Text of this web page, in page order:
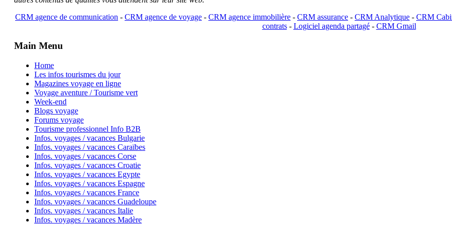
CRM agence de communication - CRM agence de voyage - CRM agence immobilière - CRM assurance - CRM Analytique - CRM
contrats- Logiciel agenda partagé- CRM Gmail
Main Menu
Home
Les infos tourismes du jour
Magazines voyage en ligne
Voyage aventure / Tourisme vert
Week-end
Blogs voyage
Forums voyage
Tourisme professionnel Info B2B
Infos. voyages / vacances Bulgarie
Infos. voyages / vacances Caraïbes
Infos. voyages / vacances Corse
Infos. voyages / vacances Croatie
Infos. voyages / vacances Egypte
Infos. voyages / vacances Espagne
Infos. voyages / vacances France
Infos. voyages / vacances Guadeloupe
Infos. voyages / vacances Italie
Infos. voyages / vacances Madère